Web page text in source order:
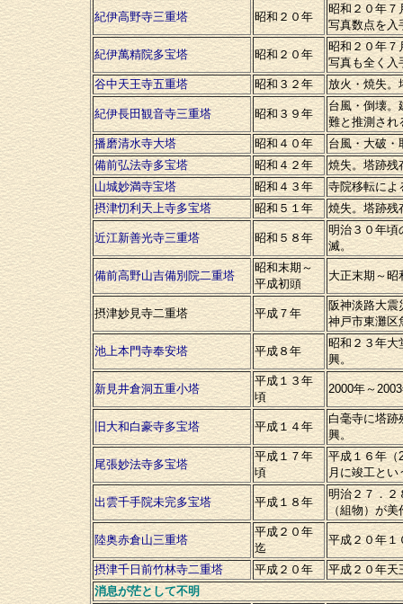
紀伊高野寺三重塔 昭和２０年
昭和２０年７
写真数点を入
紀伊萬精院多宝塔 昭和２０年
昭和２０年７
写真も全く入
谷中天王寺五重塔
昭和３２年 放火・焼失。
紀伊長田観音寺三重塔 昭和３９年
台風・倒壊。
難と推測され
播磨清水寺大塔
昭和４０年
台風・大破・
備前弘法寺多宝塔
昭和４２年
焼失。塔跡残
山城妙満寺宝塔
昭和４３年
寺院移転によ
摂津忉利天上寺多宝塔
昭和５１年 焼失。塔跡残
近江新善光寺三重塔 昭和５８年
明治３０年頃
滅。
備前高野山吉備別院二重塔
昭和末期～
平成初頭
大正末期～昭
摂津妙見寺二重塔 平成７年
阪神淡路大震
神戸市東灘区
池上本門寺奉安塔 平成８年
昭和２３年大
興。
新見井倉洞五重小塔
平成１３年
頃
2000年～
旧大和白豪寺多宝塔 平成１４年
白毫寺に塔跡
興。
尾張妙法寺多宝塔
平成１７年
頃
平成１６年（
月に竣工とい
出雲千手院未完多宝塔 平成１８年
明治２７．２
（組物）が美
陸奥赤倉山三重塔
平成２０年
迄
平成２０年１
摂津千日前竹林寺二重塔 平成２０年
平成２０年天
消息が茫として不明